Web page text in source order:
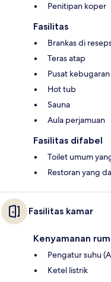
Penitipan koper
Fasilitas
Brankas di
Teras atap
Pusat kebugaran
Hot tub
Sauna
Aula perjamuan
Fasilitas difabel
Toilet umum
Restoran yang
Fasilitas kamar
Kenyamanan
Pengatur suhu
Ketel listrik